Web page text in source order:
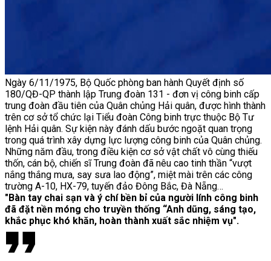
Ngày 6/11/1975, Bộ Quốc phòng ban hành Quyết định số
180/QĐ-QP thành lập Trung đoàn 131 - đơn vị công binh cấp
trung đoàn đầu tiên của Quân chủng Hải quân, được hình thành
trên cơ sở tổ chức lại Tiểu đoàn Công binh trực thuộc Bộ Tư
lệnh Hải quân. Sự kiện này đánh dấu bước ngoặt quan trọng
trong quá trình xây dựng lực lượng công binh của Quân chủng.
Những năm đầu, trong điều kiện cơ sở vật chất vô cùng thiếu
thốn, cán bộ, chiến sĩ Trung đoàn đã nêu cao tinh thần “vượt
nắng thắng mưa, say sưa lao động”, miệt mài trên các công
trường A-10, HX-79, tuyến đảo Đông Bắc, Đà Nẵng…
"Bàn tay chai sạn và ý chí bền bỉ của người lính công binh
đã đặt nền móng cho truyền thống “Anh dũng, sáng tạo,
khắc phục khó khăn, hoàn thành xuất sắc nhiệm vụ".